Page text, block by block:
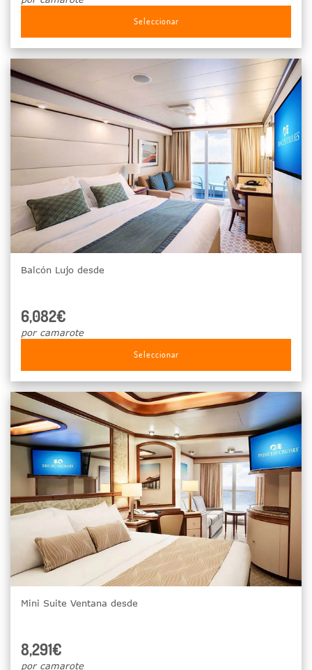
Seleccionar
Balcón Lujo desde
6,082€
por camarote
Seleccionar
Mini Suite Ventana desde
8,291€
por camarote